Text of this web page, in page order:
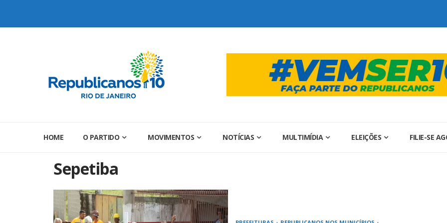
HOME O PARTIDO MOVIMENTOS NOTÍCIAS MULTIMÍDIA ELEIÇÕES FILIE-SE
Sepetiba